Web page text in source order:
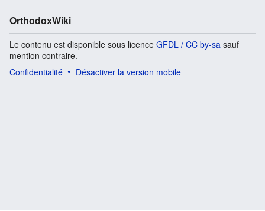
OrthodoxWiki
Le contenu est disponible sous licence GFDL / CC by-sa sauf
mention contraire.
Confidentialité
Désactiver la version mobile